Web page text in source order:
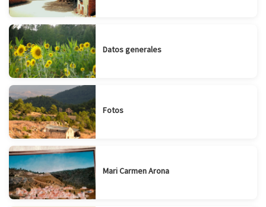
Datos generales
Fotos
Mari Carmen Arona